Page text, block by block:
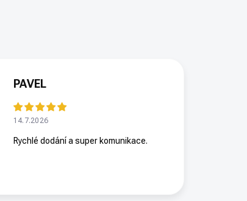
PAVEL
14.7.2026
Rychlé dodání a super komunikace.